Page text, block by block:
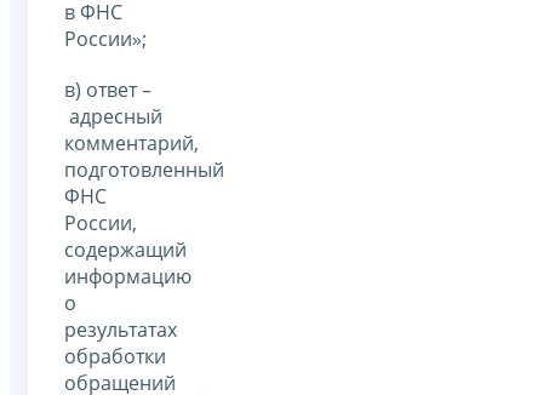
в ФНС
России»;
в) ответ –
адресный
комментарий,
подготовленный
ФНС
России,
содержащий
информацию
о
результатах
обработки
обращений